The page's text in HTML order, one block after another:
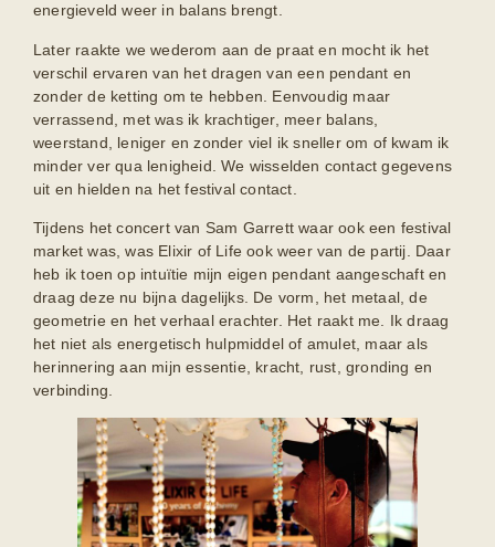
energieveld weer in balans brengt.
Later raakte we wederom aan de praat en mocht ik het
verschil ervaren van het dragen van een pendant en
zonder de ketting om te hebben. Eenvoudig maar
verrassend, met was ik krachtiger, meer balans,
weerstand, leniger en zonder viel ik sneller om of kwam ik
minder ver qua lenigheid. We wisselden contact gegevens
uit en hielden na het festival contact.
Tijdens het concert van Sam Garrett waar ook een festival
market was, was Elixir of Life ook weer van de partij. Daar
heb ik toen op intuïtie mijn eigen pendant aangeschaft en
draag deze nu bijna dagelijks. De vorm, het metaal, de
geometrie en het verhaal erachter. Het raakt me. Ik draag
het niet als energetisch hulpmiddel of amulet, maar als
herinnering aan mijn essentie, kracht, rust, gronding en
verbinding.